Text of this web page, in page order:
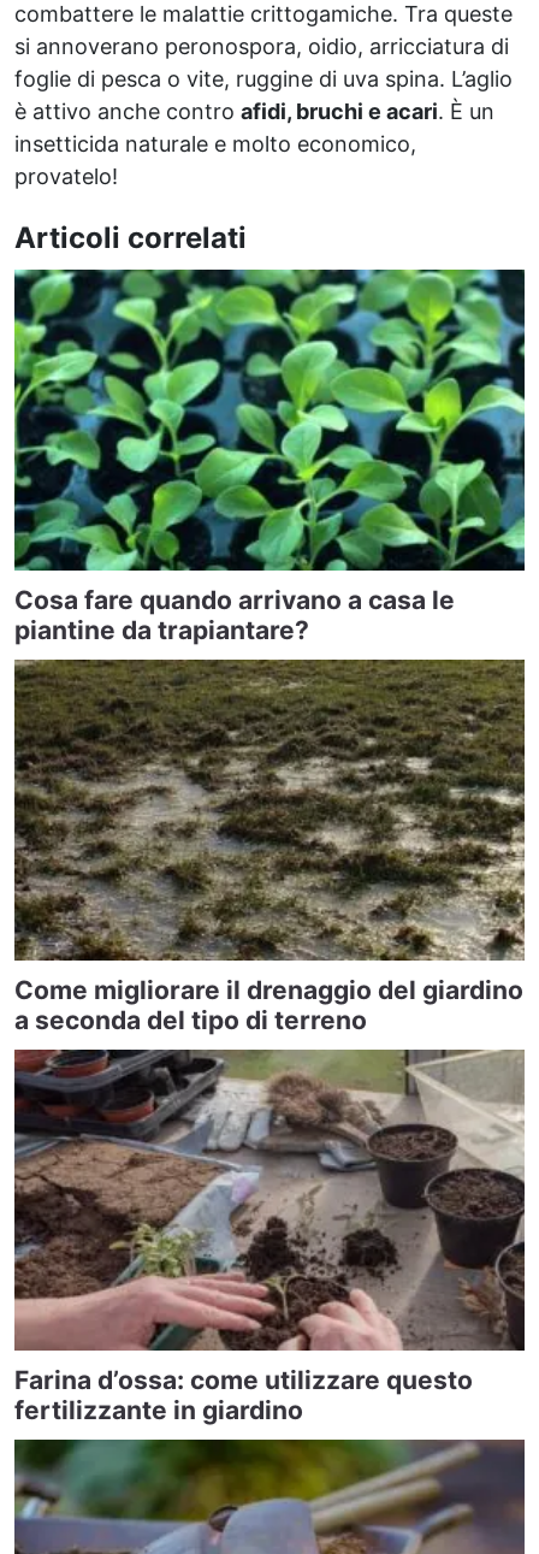
combattere le malattie crittogamiche. Tra queste
si annoverano peronospora, oidio, arricciatura di
foglie di pesca o vite, ruggine di uva spina. L’aglio
è attivo anche contro afidi, bruchi e acari. È un
insetticida naturale e molto economico,
provatelo!
Articoli correlati
Cosa fare quando arrivano a casa le
piantine da trapiantare?
Come migliorare il drenaggio del giardino
a seconda del tipo di terreno
Farina d’ossa: come utilizzare questo
fertilizzante in giardino